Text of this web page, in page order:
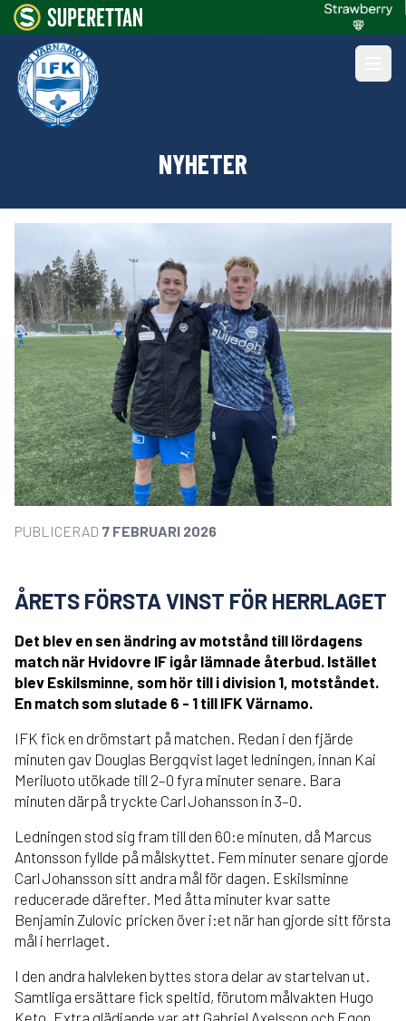
NYHETER
PUBLICERAD 7 FEBRUARI 2026
ÅRETS FÖRSTA VINST FÖR HERRLAGET
Det blev en sen ändring av motstånd till lördagens
match när Hvidovre IF igår lämnade återbud. Istället
blev Eskilsminne, som hör till i division 1, motståndet.
En match som slutade 6 - 1 till IFK Värnamo.
IFK fick en drömstart på matchen. Redan i den fjärde
minuten gav Douglas Bergqvist laget ledningen, innan Kai
Meriluoto utökade till 2–0 fyra minuter senare. Bara
minuten därpå tryckte Carl Johansson in 3–0.
Ledningen stod sig fram till den 60:e minuten, då Marcus
Antonsson fyllde på målskyttet. Fem minuter senare gjorde
Carl Johansson sitt andra mål för dagen. Eskilsminne
reducerade därefter. Med åtta minuter kvar satte
Benjamin Zulovic pricken över i:et när han gjorde sitt första
mål i herrlaget.
I den andra halvleken byttes stora delar av startelvan ut.
Samtliga ersättare fick speltid, förutom målvakten Hugo
Keto. Extra glädjande var att Gabriel Axelsson och Egon